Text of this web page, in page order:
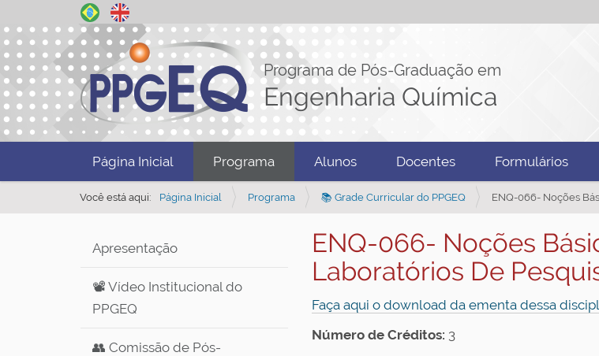
Programa de Pós-Graduação em
Engenharia Química
Página Inicial Programa Alunos Docentes Formulários
Você está aqui: Página Inicial Programa 📚 Grade Curricular do PPGEQ ENQ-066- Noções
Apresentação
📽️ Vídeo Institucional do
PPGEQ
👥 Comissão de Pós-
ENQ-066- Noções
Laboratórios De
Faça aqui o download da ementa dessa
Número de Créditos: 3